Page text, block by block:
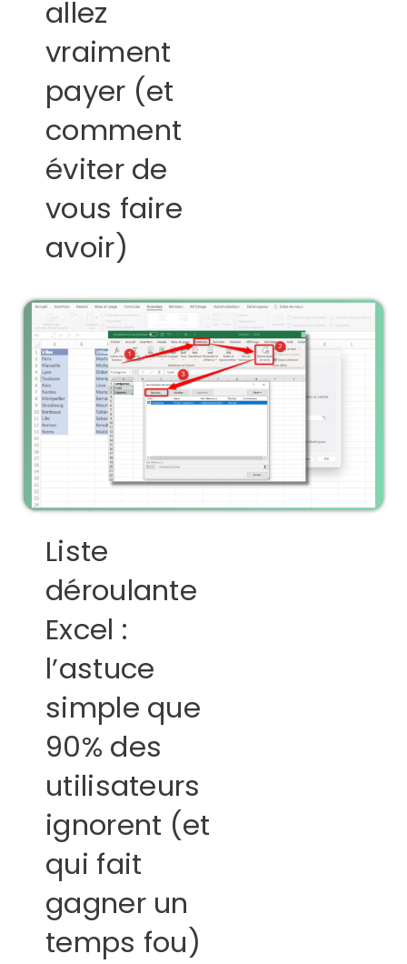
allez
vraiment
payer (et
comment
éviter de
vous faire
avoir)
Liste
déroulante
Excel :
l’astuce
simple que
90% des
utilisateurs
ignorent (et
qui fait
gagner un
temps fou)